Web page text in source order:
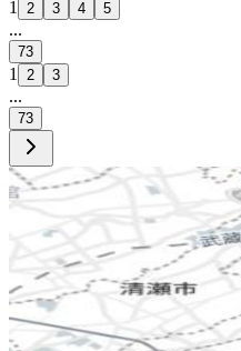
1 2 3 4 5
...
73
1 2 3
...
73